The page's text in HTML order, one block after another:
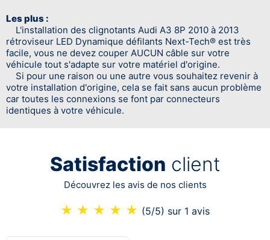
Les plus :
L'installation des clignotants Audi A3 8P 2010 à 2013
rétroviseur LED Dynamique défilants Next-Tech® est très
facile, vous ne devez couper AUCUN câble sur votre
véhicule tout s'adapte sur votre matériel d'origine.
Si pour une raison ou une autre vous souhaitez revenir à
votre installation d'origine, cela se fait sans aucun problème
car toutes les connexions se font par connecteurs
identiques à votre véhicule.
Satisfaction client
Découvrez les avis de nos clients
★ ★ ★ ★ ★ (5/5) sur 1 avis